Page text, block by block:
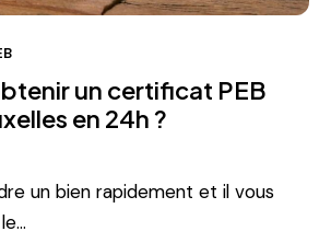
un certificat PEB
en 24h ?
un bien rapidement et il vous